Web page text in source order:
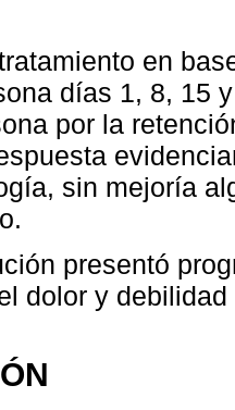
en
días 1, 8, 15
por la
sin mejoría
presentó
dolor y